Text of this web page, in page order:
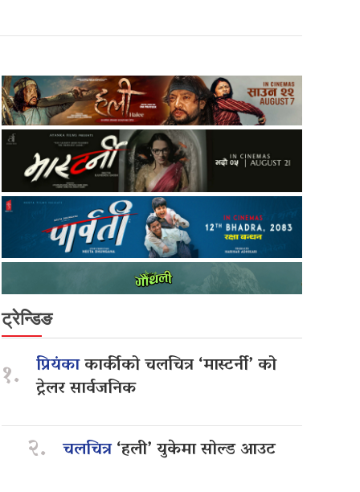
ट्रेन्डिङ
१. प्रियंकाकार्कीको चलचित्र ‘मास्टर्नी’ को
ट्रेलर सार्वजनिक
२. चलचित्र‘हली’ युकेमा सोल्ड आउट